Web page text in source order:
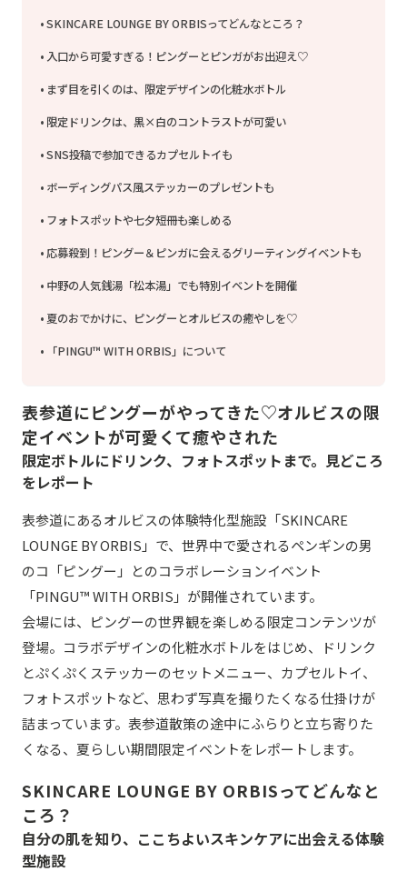
SKINCARE LOUNGE BY ORBISってどんなところ？
入口から可愛すぎる！ピングーとピンガがお出迎え♡
まず目を引くのは、限定デザインの化粧水ボトル
限定ドリンクは、黒×白のコントラストが可愛い
SNS投稿で参加できるカプセルトイも
ボーディングパス風ステッカーのプレゼントも
フォトスポットや七夕短冊も楽しめる
応募殺到！ピングー＆ピンガに会えるグリーティングイベントも
中野の人気銭湯「松本湯」でも特別イベントを開催
夏のおでかけに、ピングーとオルビスの癒やしを♡
「PINGU™ WITH ORBIS」について
表参道にピングーがやってきた♡オルビスの限
定イベントが可愛くて癒やされた
限定ボトルにドリンク、フォトスポットまで。見どころ
をレポート
表参道にあるオルビスの体験特化型施設「SKINCARE
LOUNGE BY ORBIS」で、世界中で愛されるペンギンの男
のコ「ピングー」とのコラボレーションイベント
「PINGU™ WITH ORBIS」が開催されています。
会場には、ピングーの世界観を楽しめる限定コンテンツが
登場。コラボデザインの化粧水ボトルをはじめ、ドリンク
とぷくぷくステッカーのセットメニュー、カプセルトイ、
フォトスポットなど、思わず写真を撮りたくなる仕掛けが
詰まっています。表参道散策の途中にふらりと立ち寄りた
くなる、夏らしい期間限定イベントをレポートします。
SKINCARE LOUNGE BY ORBISってどんなと
ころ？
自分の肌を知り、ここちよいスキンケアに出会える体験
型施設